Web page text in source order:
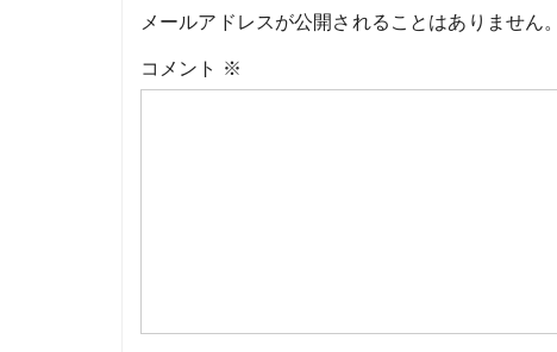
メールアドレスが公開されることはありません。
コメント ※